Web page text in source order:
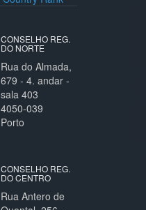
CONSELHO REG.
DO NORTE
Rua do Almada,
679 - 4. andar -
sala 403
4050-039
Porto
CONSELHO REG.
DO CENTRO
Rua Antero de